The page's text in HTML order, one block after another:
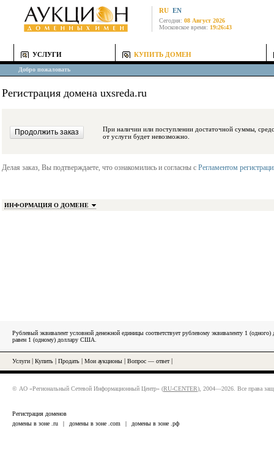
RU EN
Сегодня: 08 Август 2026
Московское время: 19:26:43
УСЛУГИ КУПИТЬ ДОМЕН
Добро пожаловать
Регистрация домена uxsreda.ru
При наличии или поступлении достаточной суммы, средства будут
от услуги будет невозможно.
Делая заказ, Вы подтверждаете, что ознакомились и согласны с Регламентом
ИНФОРМАЦИЯ О ДОМЕНЕ
Рублевый эквивалент условной денежной единицы соответствует рублевому эквиваленту 1
равен 1 (одному) доллару США.
Услуги Купить Продать Мои аукционы Вопрос — ответ|
© АО «Региональный Сетевой Информационный Центр» (RU-CENTER), 2004—2026. Все права
Регистрация доменов
домены в зоне .ru
| домены в зоне .com | домены в зоне .рф